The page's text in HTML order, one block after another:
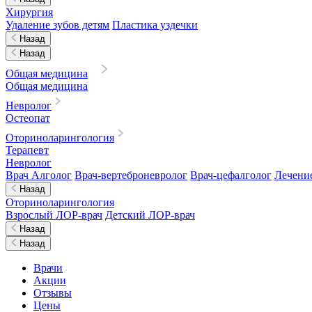
Хирургия
Удаление зубов детям Пластика уздечки
Назад
Назад
Общая медицина
Общая медицина
Невролог
Остеопат
Оториноларингология
Терапевт
Невролог
Врач Алголог Врач-вертеброневролог Врач-цефалголог
Назад
Оториноларингология
Взрослый ЛОР-врач Детский ЛОР-врач
Назад
Назад
Врачи
Акции
Отзывы
Цены